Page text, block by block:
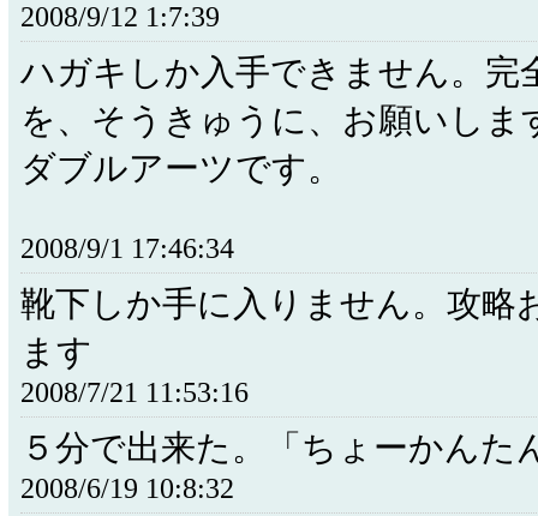
2008/9/12 1:7:39
ハガキしか入手できません。完
を、そうきゅうに、お願いしま
ダブルアーツです。
2008/9/1 17:46:34
靴下しか手に入りません。攻略
ます
2008/7/21 11:53:16
５分で出来た。「ちょーかんた
2008/6/19 10:8:32